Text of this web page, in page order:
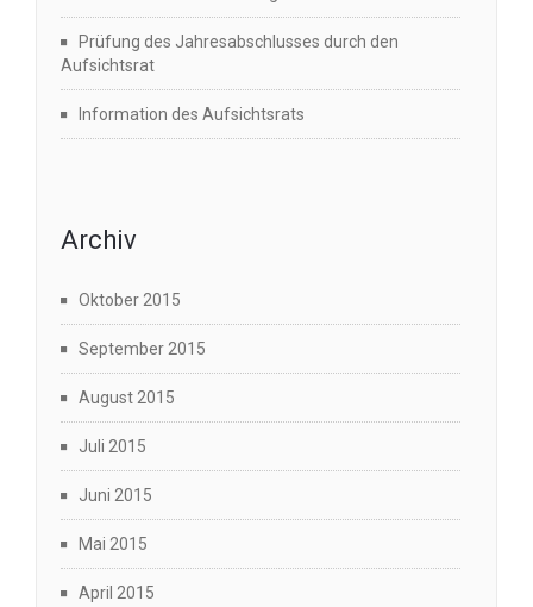
Prüfung des Jahresabschlusses durch den
Aufsichtsrat
Information des Aufsichtsrats
Archiv
Oktober 2015
September 2015
August 2015
Juli 2015
Juni 2015
Mai 2015
April 2015